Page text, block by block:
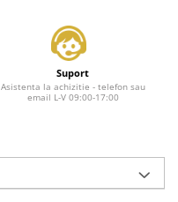
Suport
Asistenta la achizitie - telefon sau
email L-V 09:00-17:00